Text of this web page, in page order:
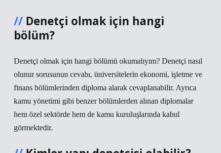
Denetçi olmak için hangi
bölüm?
Denetçi olmak için hangi bölümü okumalıyım? Denetçi nasıl
olunur sorusunun cevabı, üniversitelerin ekonomi, işletme ve
finans bölümlerinden diploma alarak cevaplanabilir. Ayrıca
kamu yönetimi gibi benzer bölümlerden alınan diplomalar
hem özel sektörde hem de kamu kuruluşlarında kabul
görmektedir.